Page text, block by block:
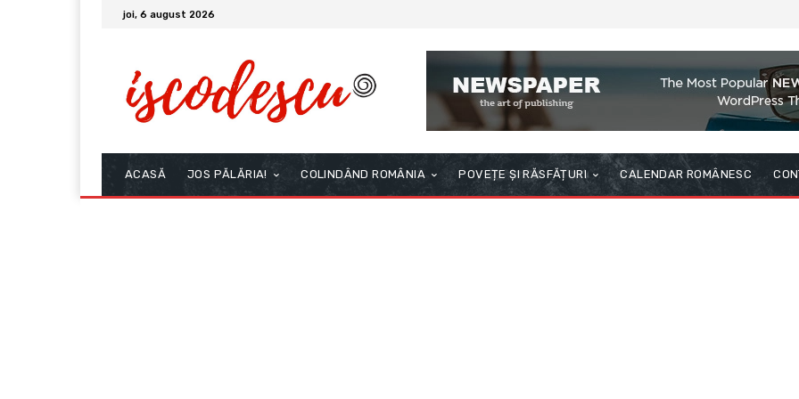
joi, 6 august 2026
ACASĂ JOS PĂLĂRIA! COLINDÂND ROMÂNIA POVEȚE ȘI RĂSFĂȚURI CALENDAR ROMÂNESC